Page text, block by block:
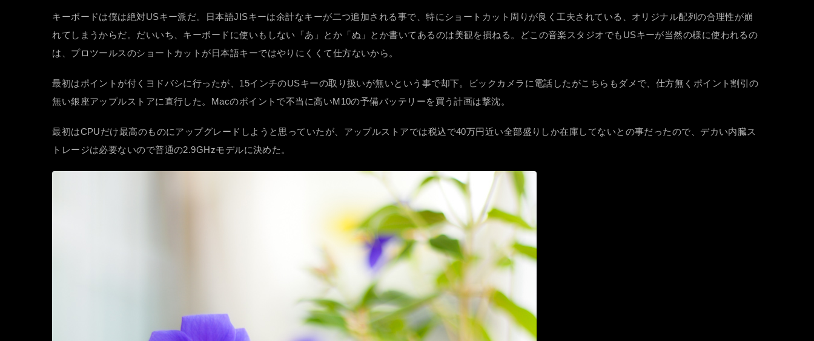
キーボードは僕は絶対USキー派だ。日本語JISキーは余計なキーが二つ追加される事で、特にショートカット周りが良く工夫されている、オリジナル配列の合理性が崩
れてしまうからだ。だいいち、キーボードに使いもしない「あ」とか「ぬ」とか書いてあるのは美観を損ねる。どこの音楽スタジオでもUSキーが当然の様に使われるの
は、プロツールスのショートカットが日本語キーではやりにくくて仕方ないから。
最初はポイントが付くヨドバシに行ったが、15インチのUSキーの取り扱いが無いという事で却下。ビックカメラに電話したがこちらもダメで、仕方無くポイント割引の
無い銀座アップルストアに直行した。Macのポイントで不当に高いM10の予備バッテリーを買う計画は撃沈。
最初はCPUだけ最高のものにアップグレードしようと思っていたが、アップルストアでは税込で40万円近い全部盛りしか在庫してないとの事だったので、デカい内臓ス
トレージは必要ないので普通の2.9GHzモデルに決めた。